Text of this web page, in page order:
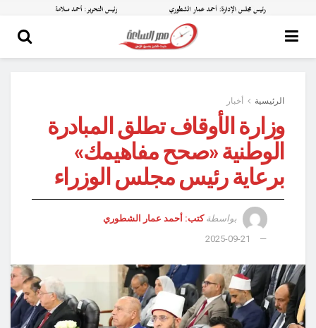
الرئيسية أخبار
وزارة الأوقاف تطلق المبادرة
الوطنية «صحح مفاهيمك»
برعاية رئيس مجلس الوزراء
بواسطة كتب: أحمد عمار الشطوري
2025-09-21